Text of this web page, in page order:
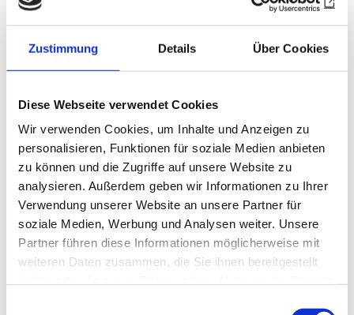
Zustimmung Details Über Cookies
Diese Webseite verwendet Cookies
Wir verwenden Cookies, um Inhalte und Anzeigen zu
personalisieren, Funktionen für soziale Medien anbieten
zu können und die Zugriffe auf unsere Website zu
analysieren. Außerdem geben wir Informationen zu Ihrer
Verwendung unserer Website an unsere Partner für
soziale Medien, Werbung und Analysen weiter. Unsere
Partner führen diese Informationen möglicherweise mit
weiteren Daten zusammen, die Sie ihnen bereitgestellt
Anekdote aus ihrem Cluballtag geschildert –
weitere Geschichten, die maximal 2000 Zeichen
umfassen. Eine große Bitte: Was wir suchen, sind
Schilderungen wahrer Ereignisse, kluge Texte
nicht suchen, sind fiktive Geschichten,
Bröckedde-Kopien und Abrechnungen mit
Andersdenkenden.
Senden Sie Ihren Beitrag von maximal 2000
Zeichen (inkl. Leerzeichen)
bitte anredaktion@rotary-verlag.de.
Teilen Drucken 0